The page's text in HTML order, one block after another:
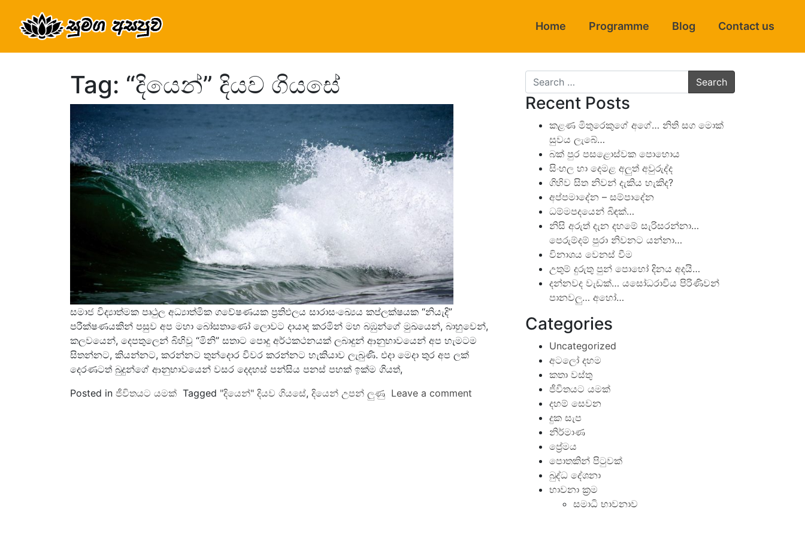
Home Programme Blog Contact us
Tag: “දියෙන්” දියව ගියසේ
සමාජ විද්‍යාත්මක පෘථුල අධ්‍යාත්මික ගවේෂණයක ප්‍රතිඵලය සාරාසංඛ්‍යෙය කප්ලක්ෂයක “නියැදි”
පරීක්ෂණයකින් පසුව අප මහා බෝසතාණෝ ලොවට දායාද කරමින් මහ බඹුන්ගේ මුඛයෙන්, බාහුවෙන්,
කලවයෙන්, දෙපතුලෙන් බිහිවූ “මිනි” සතාට පොදු අර්ථකථනයක් ලබාදුන් ආනුභාවයෙන් අප හැමටම
සිතන්නට, කියන්නට, කරන්නට තුන්දොර විවර කරන්නට හැකියාව ලැබුණි. එදා මෙදා තුර අප ලක්
දෙරණටත් බුදුන්ගේ ආනුභාවයෙන් වසර දෙදහස් පන්සිය පනස් පහක් ඉක්ම ගියත්,
Posted in ජීවිතයට යමක් Tagged "දියෙන්" දියව ගියසේ, දියෙන් උපන් ලුණු Leave a comment
Search
Recent Posts
කළණ මිතුරෙකුගේ අගේ… නිති සග මොක්
සුවය ලැබේ…
බක් පුර පසළොස්වක පොහොය
සිංහල හා දෙමළ අලුත් අවුරුද්ද
ගිහිව සිත නිවන් දැකිය හැකිද?
අප්පමාදේන – සම්පාදේන
ධම්මපදයෙන් බිඳක්…
නිසි අරුත් දැන දහමේ සැරිසරන්නා…
පෙරුම්දම් පුරා නිවනට යන්නා…
විනාශය වෙනස් වීම
උතුම් දුරුතු පුන් පොහෝ දිනය අදයි…
දන්නවද වැඩක්… යසෝධරාවිය පිරිණිවන්
පානවලු… අහෝ…
Categories
Uncategorized
අටලෝ දහම
කතා වස්තු
ජීවිතයට යමක්
දහම් සෙවන
දුක සැප
නිර්මාණ
ප්‍රේමය
පොතකින් පිටුවක්
බුද්ධ දේශනා
භාවනා ක්‍රම
සමාධි භාවනාව